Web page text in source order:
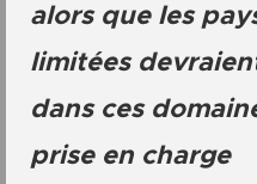
alors que les
limitées
dans ces
prise en charge